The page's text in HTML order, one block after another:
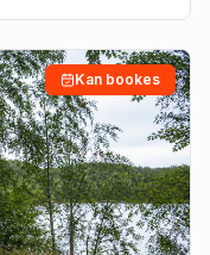
Kan bookes